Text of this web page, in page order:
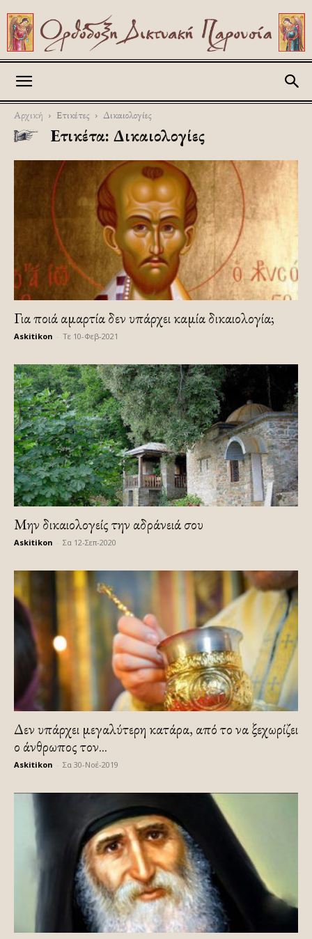
Αρχική Ετικέτες Δικαιολογίες
Ετικέτα: Δικαιολογίες
Για ποιά αμαρτία δεν υπάρχει καμία δικαιολογία;
Askitikon Τε 10-Φεβ-2021
Μην δικαιολογείς την αδράνειά σου
Askitikon Σα 12-Σεπ-2020
Δεν υπάρχει μεγαλύτερη κατάρα, από το να ξεχωρίζει
ο άνθρωπος τον...
Askitikon Σα 30-Νοέ-2019